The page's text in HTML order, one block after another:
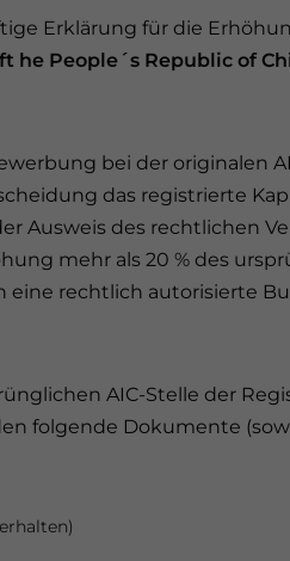
Erklärung für die
he People´s Republic of
bei der originalen
das registrierte
Ausweis des rechtlichen
mehr als 20 % des
eine rechtlich autorisierte
AIC-Stelle der
folgende Dokumente